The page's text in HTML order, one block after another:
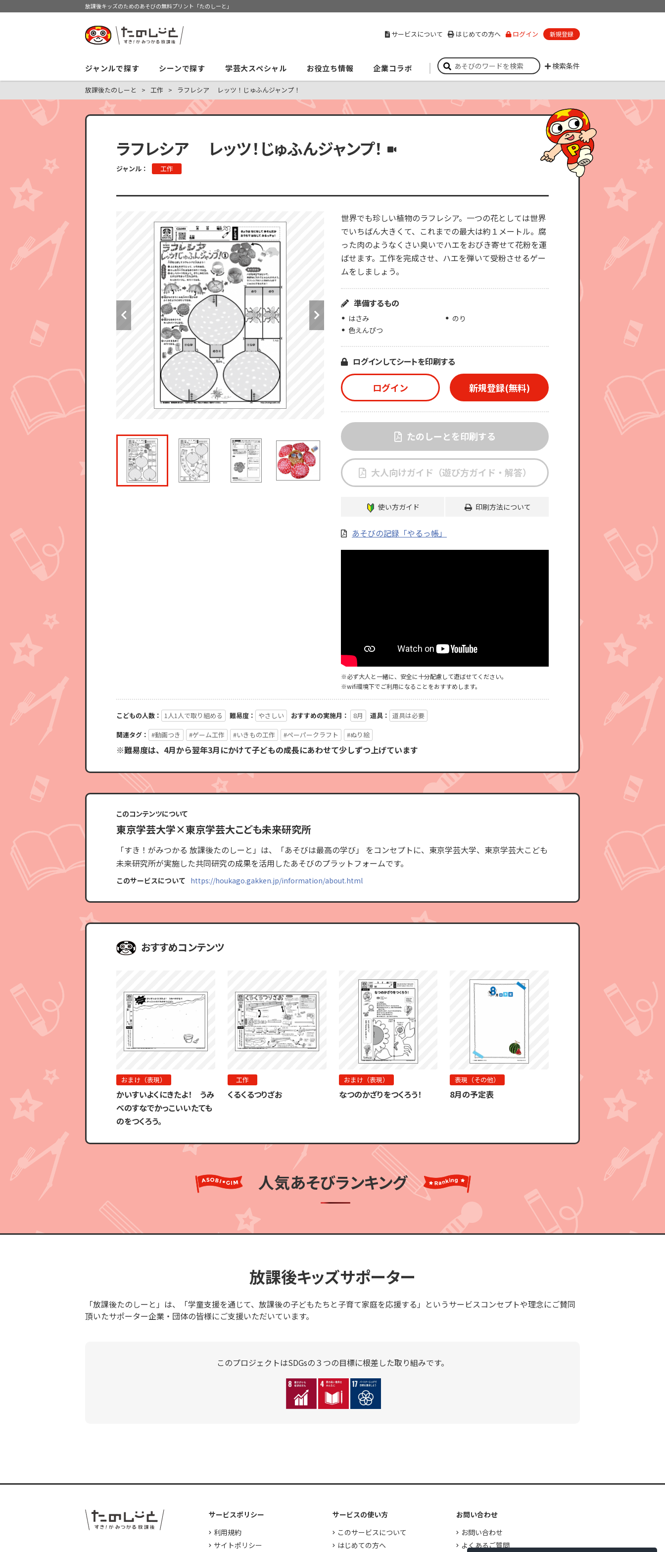
放課後キッズのためのあそびの無料プリント「たのしーと」
検索条件
ジャンルで探す シーンで探す 学芸大スペシャル お役立ち情報 企業コラボ
サービスについて はじめての方へ ログイン 新規登録
放課後たのしーと 工作 ラフレシア レッツ！じゅふんジャンプ！
ラフレシア レッツ！じゅふんジャンプ！
ジャンル： 工作
世界でも珍しい植物のラフレシア。一つの花としては世界
でいちばん大きくて、これまでの最大は約１メートル。腐
った肉のようなくさい臭いでハエをおびき寄せて花粉を運
ばせます。工作を完成させ、ハエを弾いて受粉させるゲー
ムをしましょう。
準備するもの
はさみ
のり
色えんぴつ
ログインしてシートを印刷する
ログイン 新規登録(無料)
たのしーとを印刷する
大人向けガイド（遊び方ガイド・解答）
使い方ガイド 印刷方法について
あそびの記録「やるっ帳」
※必ず大人と一緒に、安全に十分配慮して遊ばせてください。
※wifi環境下でご利用になることをおすすめします。
こどもの人数： 1人1人で取り組める 難易度： やさしい おすすめの実施月： 8月 道具： 道具は必要
関連タグ： #動画つき #ゲーム工作 #いきもの工作 #ペーパークラフト #ぬり絵
※難易度は、4月から翌年3月にかけて子どもの成長にあわせて少しずつ上げています
このコンテンツについて
東京学芸大学×東京学芸大こども未来研究所
「すき！がみつかる 放課後たのしーと」は、「あそびは最高の学び」 をコンセプトに、東京学芸大学、東京学芸大こども
未来研究所が実施した共同研究の成果を活用したあそびのプラットフォームです。
このサービスについて https://houkago.gakken.jp/information/about.html
おすすめコンテンツ
おまけ（表現）
かいすいよくにきたよ！ うみ
べのすなでかっこいいたても
のをつくろう。
工作
くるくるつりざお
おまけ（表現）
なつのかざりをつくろう！
表現（その他）
8月の予定表
人気あそびランキング
放課後キッズサポーター
「放課後たのしーと」は、「学童支援を通じて、放課後の子どもたちと子育て家庭を応援する」というサービスコンセプトや理念にご賛同
頂いたサポーター企業・団体の皆様にご支援いただいています。
このプロジェクトはSDGsの３つの目標に根差した取り組みです。
サービスポリシー
利用規約
サイトポリシー
サービスの使い方
このサービスについて
はじめての方へ
お問い合わせ
お問い合わせ
よくあるご質問